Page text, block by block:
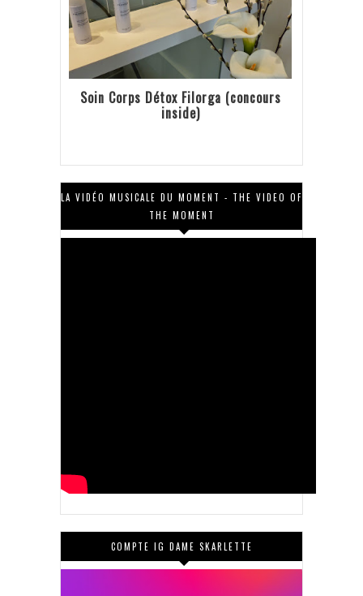
Soin Corps Détox Filorga (concours
inside)
LA VIDÉO MUSICALE DU MOMENT - THE VIDEO OF
THE MOMENT
COMPTE IG DAME SKARLETTE